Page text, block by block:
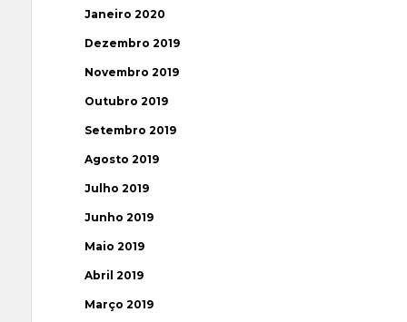
Janeiro 2020
Dezembro 2019
Novembro 2019
Outubro 2019
Setembro 2019
Agosto 2019
Julho 2019
Junho 2019
Maio 2019
Abril 2019
Março 2019